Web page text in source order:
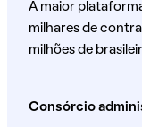
A maior
milhares de
milhões de
Consórcio